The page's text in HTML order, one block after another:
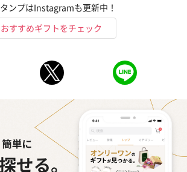
タンプはInstagramも更新中！
おすすめギフトをチェック